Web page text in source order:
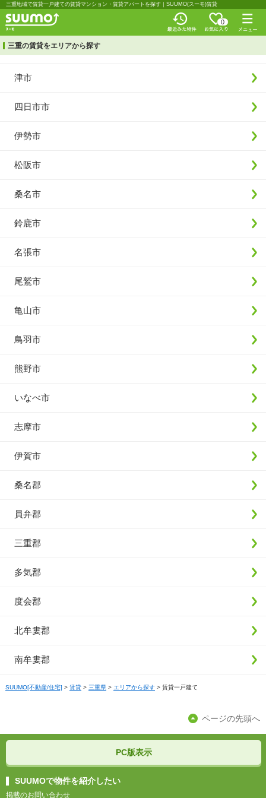
三重地域で賃貸一戸建ての賃貸マンション・賃貸アパートを探す｜SUUMO(スーモ)賃貸
0
三重の賃貸をエリアから探す
津市
四日市市
伊勢市
松阪市
桑名市
鈴鹿市
名張市
尾鷲市
亀山市
鳥羽市
熊野市
いなべ市
志摩市
伊賀市
桑名郡
員弁郡
三重郡
多気郡
度会郡
北牟婁郡
南牟婁郡
SUUMO[不動産/住宅] > 賃貸 > 三重県 > エリアから探す > 賃貸一戸建て
ページの先頭へ
PC版表示
SUUMOで物件を紹介したい
掲載のお問い合わせ